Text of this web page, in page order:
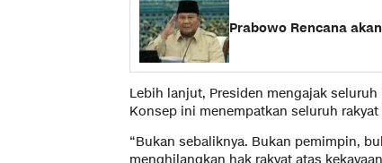
Prabowo Rencana
Lebih lanjut, Presiden mengajak
Konsep ini menempatkan seluruh
“Bukan sebaliknya. Bukan pemimpin,